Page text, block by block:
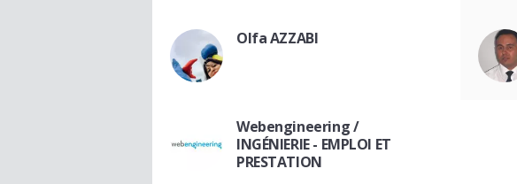
Olfa AZZABI
Webengineering /
INGÉNIERIE - EMPLOI ET
PRESTATION